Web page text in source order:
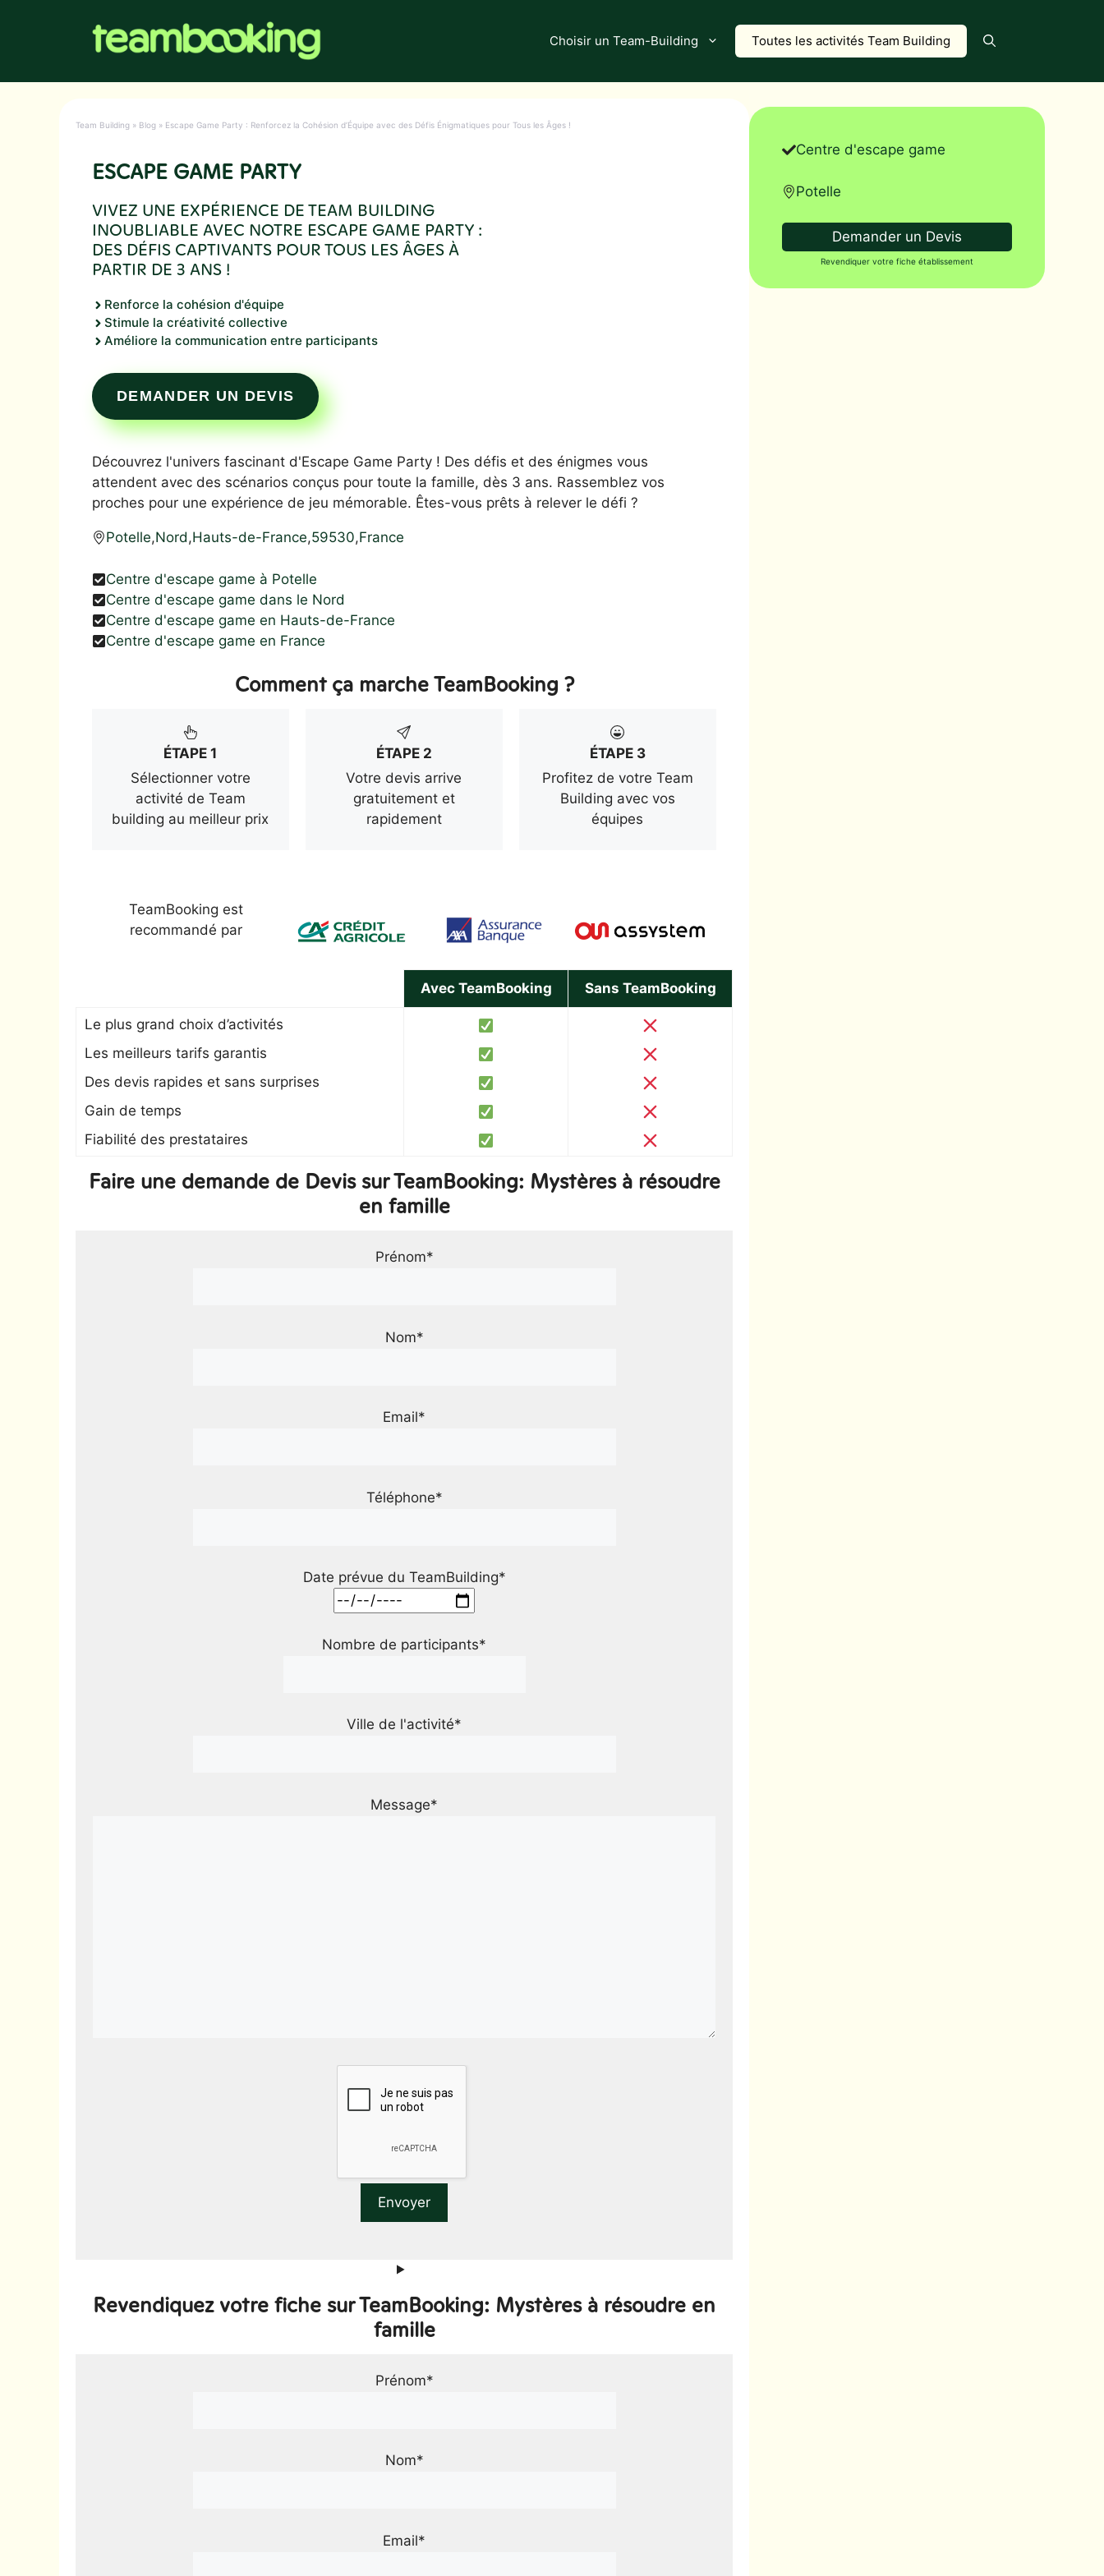
Choisir un Team-Building Toutes les activités Team Building
Team Building » Blog » Escape Game Party : Renforcez la Cohésion d’Équipe avec des Défis Énigmatiques pour Tous les Âges !
ESCAPE GAME PARTY
VIVEZ UNE EXPÉRIENCE DE TEAM BUILDING
INOUBLIABLE AVEC NOTRE ESCAPE GAME PARTY :
DES DÉFIS CAPTIVANTS POUR TOUS LES ÂGES À
PARTIR DE 3 ANS !
Renforce la cohésion d'équipe
Stimule la créativité collective
Améliore la communication entre participants
DEMANDER UN DEVIS
Découvrez l'univers fascinant d'Escape Game Party ! Des défis et des énigmes vous
attendent avec des scénarios conçus pour toute la famille, dès 3 ans. Rassemblez vos
proches pour une expérience de jeu mémorable. Êtes-vous prêts à relever le défi ?
Potelle,Nord,Hauts-de-France,59530,France
Centre d'escape game à Potelle
Centre d'escape game dans le Nord
Centre d'escape game en Hauts-de-France
Centre d'escape game en France
Comment ça marche TeamBooking ?
ÉTAPE 1
Sélectionner votre
activité de Team
building au meilleur prix
ÉTAPE 2
Votre devis arrive
gratuitement et
rapidement
ÉTAPE 3
Profitez de votre Team
Building avec vos
équipes
TeamBooking est
recommandé par
Avec TeamBooking Sans TeamBooking
Le plus grand choix d’activités
Les meilleurs tarifs garantis
Des devis rapides et sans surprises
Gain de temps
Fiabilité des prestataires
Faire une demande de Devis sur TeamBooking: Mystères à résoudre
en famille
Prénom*
Nom*
Email*
Téléphone*
Date prévue du TeamBuilding*
Nombre de participants*
Ville de l'activité*
Message*
Revendiquez votre fiche sur TeamBooking: Mystères à résoudre en
famille
Prénom*
Nom*
Email*
Centre d'escape game
Potelle
Demander un Devis
Revendiquer votre fiche établissement